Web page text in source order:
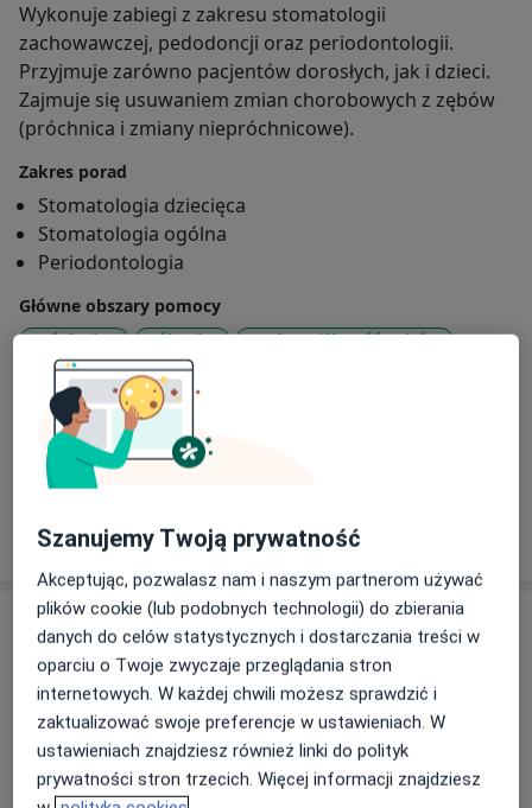
Wykonuje zabiegi z zakresu stomatologii
zachowawczej, pedodoncji oraz periodontologii.
Przyjmuje zarówno pacjentów dorosłych, jak i dzieci.
Zajmuje się usuwaniem zmian chorobowych z zębów
(próchnica i zmiany niepróchnicowe).
Zakres porad
Stomatologia dziecięca
Stomatologia ogólna
Periodontologia
Główne obszary pomocy
Próchnica Ból zęba
Nadwrażliwość zębów
Choroby dziąseł
Rodzaje konsultacji
StacjonarneZobacz lokalizacje (2)
Pokaż więcejo doświadczeniu
Usługi i ceny
Konsultacja stomatologiczna
Od 150 zł Szczegóły Umów wizytę
Konsultacja periodontologiczna
Szczegóły Umów wizytę
Szanujemy Twoją prywatność
Akceptując, pozwalasz nam i naszym partnerom używać
plików cookie (lub podobnych technologii) do zbierania
danych do celów statystycznych i dostarczania treści w
oparciu o Twoje zwyczaje przeglądania stron
internetowych. W każdej chwili możesz sprawdzić i
zaktualizować swoje preferencje w ustawieniach. W
ustawieniach znajdziesz również linki do polityk
prywatności stron trzecich. Więcej informacji znajdziesz